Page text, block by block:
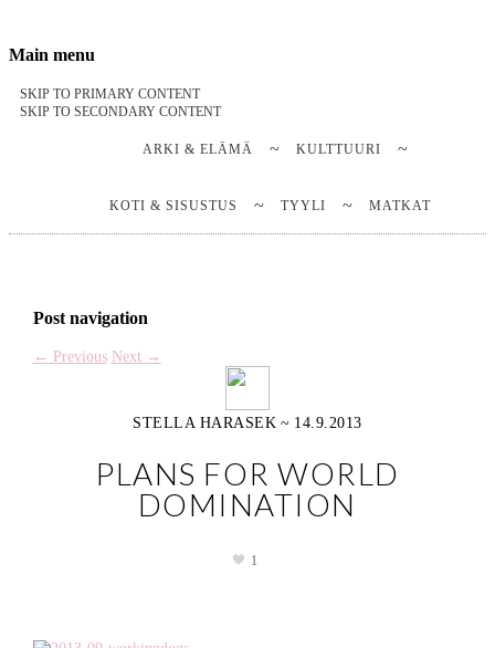
Notes on a life
Stella Harasek & Jarno Jussila
Main menu
SKIP TO PRIMARY CONTENT
SKIP TO SECONDARY CONTENT
ARKI & ELÄMÄ KULTTUURI
KOTI & SISUSTUS TYYLI MATKAT
Post navigation
← Previous Next →
STELLA HARASEK ~ 14.9.2013
PLANS FOR WORLD
DOMINATION
1